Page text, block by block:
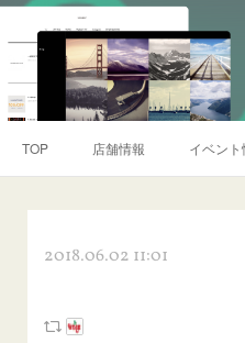
TOP 店舗情報 イベント
2018.06.02 11:01